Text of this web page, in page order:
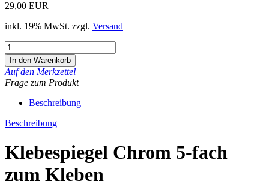
29,00 EUR
inkl. 19% MwSt. zzgl. Versand
Auf den Merkzettel
Frage zum Produkt
Beschreibung
Beschreibung
Klebespiegel Chrom 5-fach
zum Kleben